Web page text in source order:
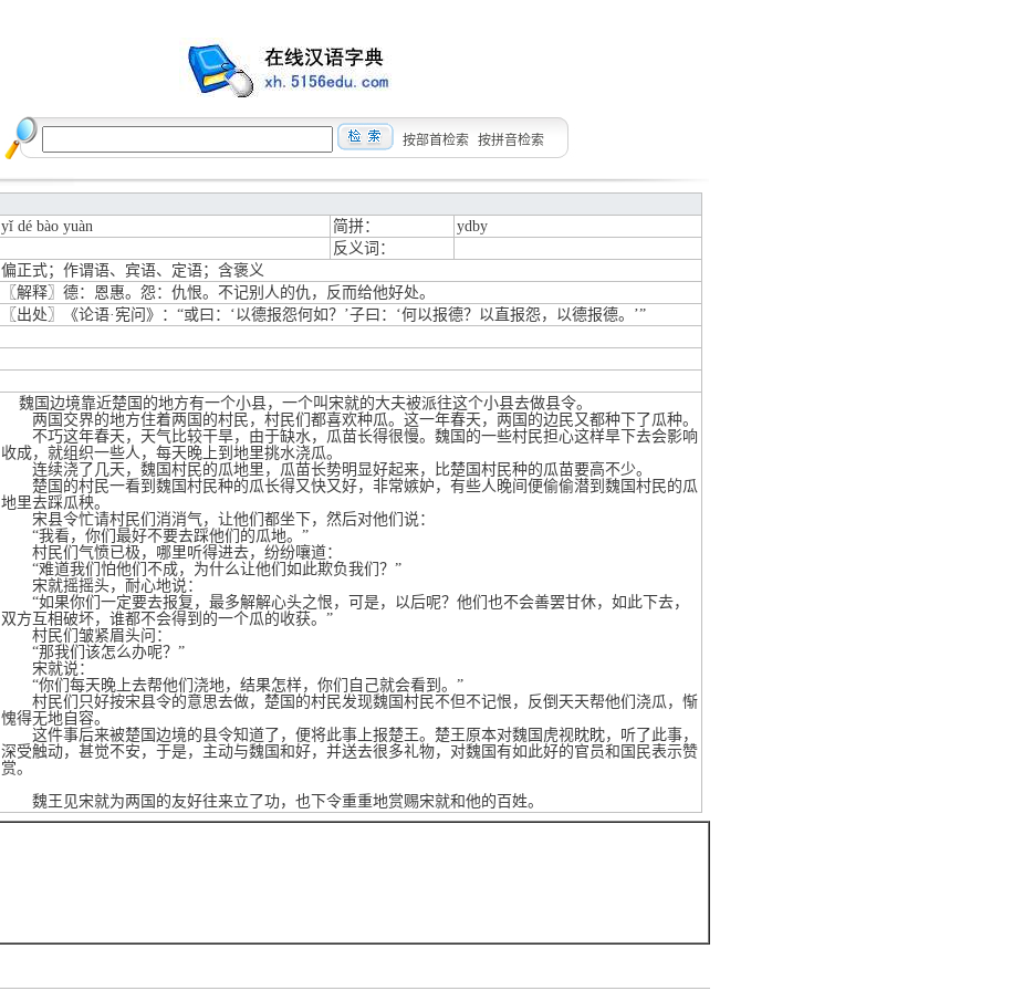
按部首检索 按拼音检索
yǐ dé bào yuàn 简拼：
ydby
反义词：
偏正式；作谓语、宾语、定语；含褒义
〖解释〗德：恩惠。怨：仇恨。不记别人的仇，反而给他好处。
〖出处〗《论语·宪问》：“或曰：‘以德报怨何如？’子曰：‘何以报德？以直报怨，以德报德。’”
魏国边境靠近楚国的地方有一个小县，一个叫宋就的大夫被派往这个小县去做县令。
两国交界的地方住着两国的村民，村民们都喜欢种瓜。这一年春天，两国的边民又都种下了瓜种。
不巧这年春天，天气比较干旱，由于缺水，瓜苗长得很慢。魏国的一些村民担心这样旱下去会影响
收成，就组织一些人，每天晚上到地里挑水浇瓜。
连续浇了几天，魏国村民的瓜地里，瓜苗长势明显好起来，比楚国村民种的瓜苗要高不少。
楚国的村民一看到魏国村民种的瓜长得又快又好，非常嫉妒，有些人晚间便偷偷潜到魏国村民的瓜
地里去踩瓜秧。
宋县令忙请村民们消消气，让他们都坐下，然后对他们说：
“我看，你们最好不要去踩他们的瓜地。”
村民们气愤已极，哪里听得进去，纷纷嚷道：
“难道我们怕他们不成，为什么让他们如此欺负我们？”
宋就摇摇头，耐心地说：
“如果你们一定要去报复，最多解解心头之恨，可是，以后呢？他们也不会善罢甘休，如此下去，
双方互相破坏，谁都不会得到的一个瓜的收获。”
村民们皱紧眉头问：
“那我们该怎么办呢？”
宋就说：
“你们每天晚上去帮他们浇地，结果怎样，你们自己就会看到。”
村民们只好按宋县令的意思去做，楚国的村民发现魏国村民不但不记恨，反倒天天帮他们浇瓜，惭
愧得无地自容。
这件事后来被楚国边境的县令知道了，便将此事上报楚王。楚王原本对魏国虎视眈眈，听了此事，
深受触动，甚觉不安，于是，主动与魏国和好，并送去很多礼物，对魏国有如此好的官员和国民表示赞
赏。
魏王见宋就为两国的友好往来立了功，也下令重重地赏赐宋就和他的百姓。